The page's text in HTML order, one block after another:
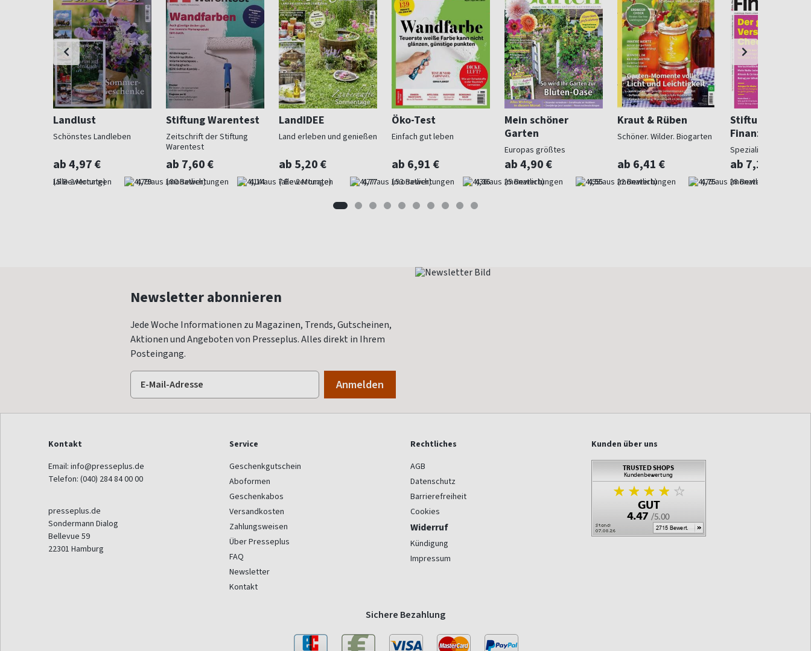
Landlust
Schönstes Landleben
ab 4,97 €
(alle 2 Monate) 4,79
Stiftung Warentest
Zeitschrift der Stiftung
Warentest
ab 7,60 €
(monatlich) 4,14
LandIDEE
Land erleben und genießen
ab 5,20 €
(alle 2 Monate) 4,77
Öko-Test
Einfach gut leben
ab 6,91 €
(monatlich) 4,36
Mein schöner
Garten
Europas größtes
Gartenmagazin
ab 4,90 €
(monatlich) 4,55
Kraut & Rüben
Schöner. Wilder. Biogarten
ab 6,41 €
(monatlich) 4,75
Stiftung
Finanzen
Spezialist in
ab 7,10 €
(monatlich)
Newsletter abonnieren
Jede Woche Informationen zu Magazinen, Trends, Gutscheinen,
Aktionen und Angeboten von Presseplus. Alles direkt in Ihrem
Posteingang.
Kontakt
Email: info@presseplus.de
Telefon: (040) 284 84 00 00
presseplus.de
Sondermann Dialog
Bellevue 59
22301 Hamburg
Service
Geschenkgutschein
Aboformen
Geschenkabos
Versandkosten
Zahlungsweisen
Über Presseplus
FAQ
Newsletter
Kontakt
Rechtliches
AGB
Datenschutz
Barrierefreiheit
Cookies
Widerruf
Kündigung
Impressum
Kunden über uns
Sichere Bezahlung